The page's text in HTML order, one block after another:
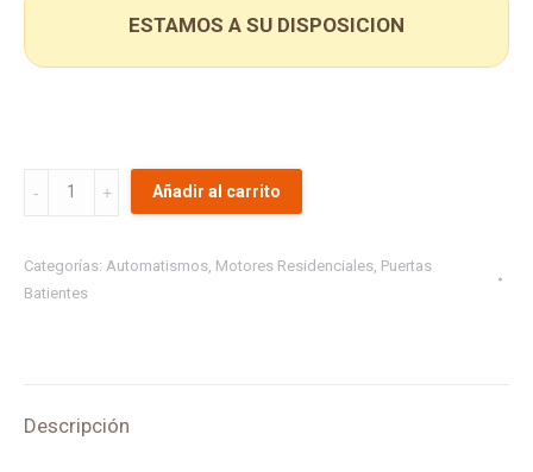
ESTAMOS A SU DISPOSICION
CENTRAL
230V
-
quantity
Añadir al carrito
Categorías: Automatismos Motores Residenciales Puertas
Batientes
Descripción